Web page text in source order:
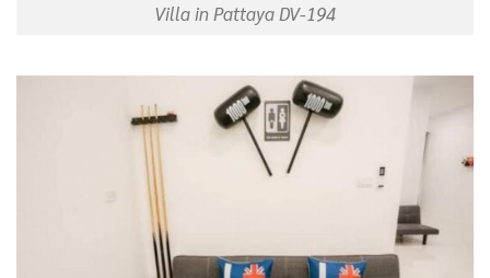
Villa in Pattaya DV-194